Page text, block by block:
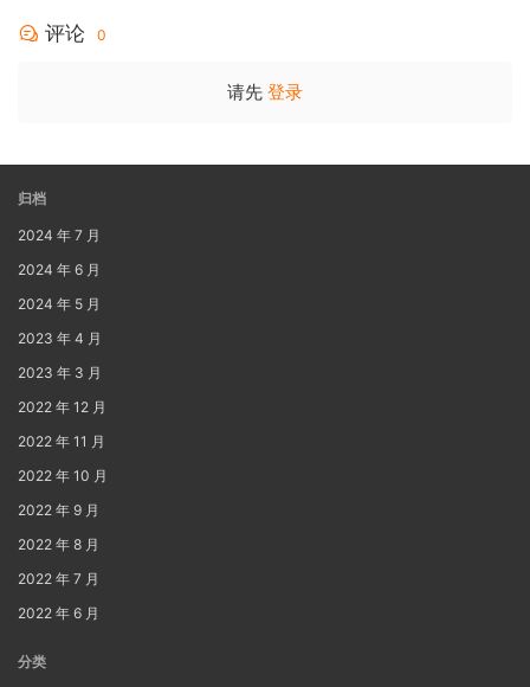
评论 0
请先 登录
归档
2024 年 7 月
2024 年 6 月
2024 年 5 月
2023 年 4 月
2023 年 3 月
2022 年 12 月
2022 年 11 月
2022 年 10 月
2022 年 9 月
2022 年 8 月
2022 年 7 月
2022 年 6 月
分类